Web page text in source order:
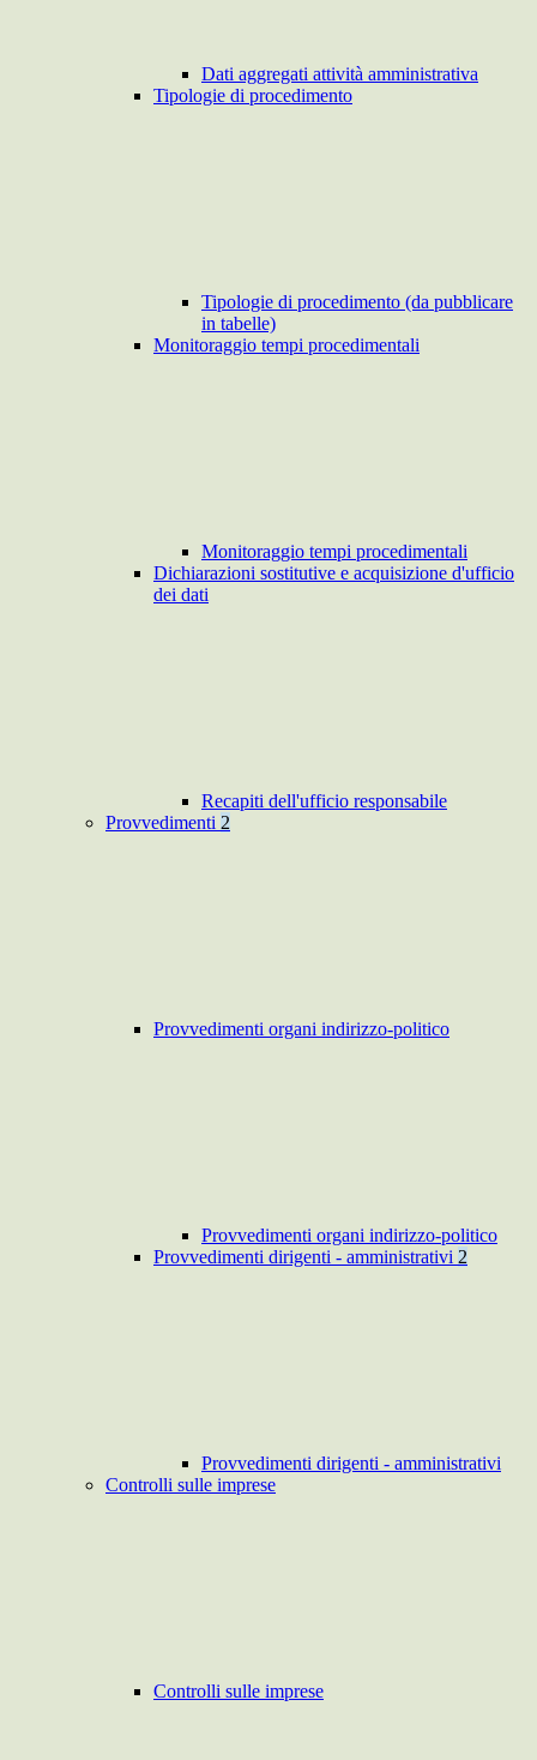
Dati aggregati attività amministrativa
Tipologie di procedimento
Tipologie di procedimento (da pubblicare
in tabelle)
Monitoraggio tempi procedimentali
Monitoraggio tempi procedimentali
Dichiarazioni sostitutive e acquisizione d'ufficio
dei dati
Recapiti dell'ufficio responsabile
Provvedimenti 2
Provvedimenti organi indirizzo-politico
Provvedimenti organi indirizzo-politico
Provvedimenti dirigenti - amministrativi 2
Provvedimenti dirigenti - amministrativi
Controlli sulle imprese
Controlli sulle imprese